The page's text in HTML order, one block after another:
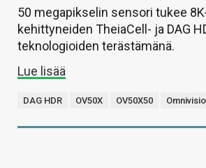
50 megapikselin sensori tukee
kehittyneiden TheiaCell- ja DAG
teknologioiden terästämänä.
Lue lisää
DAG HDR OV50X OV50X50